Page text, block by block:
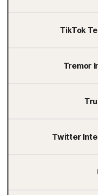
TikTok
Tremor
Twitter